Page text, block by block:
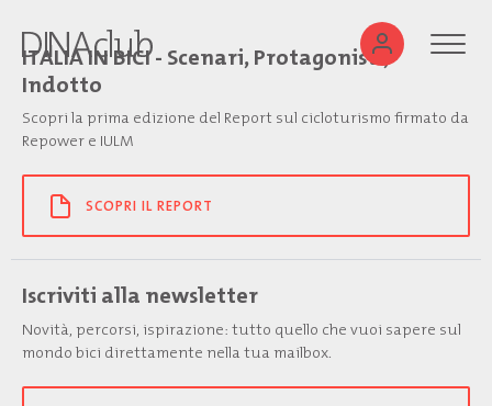
ITALIA IN BICI - Scenari, Protagonisti,
Indotto
Scopri la prima edizione del Report sul cicloturismo firmato da
Repower e IULM
SCOPRI IL REPORT
Iscriviti alla newsletter
Novità, percorsi, ispirazione: tutto quello che vuoi sapere sul
mondo bici direttamente nella tua mailbox.